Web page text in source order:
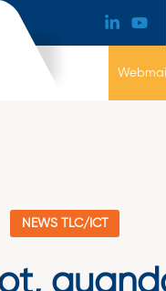
NEWS TLC/ICT